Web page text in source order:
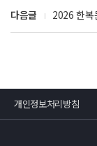
다음글
2026 한복
개인정보처리방침